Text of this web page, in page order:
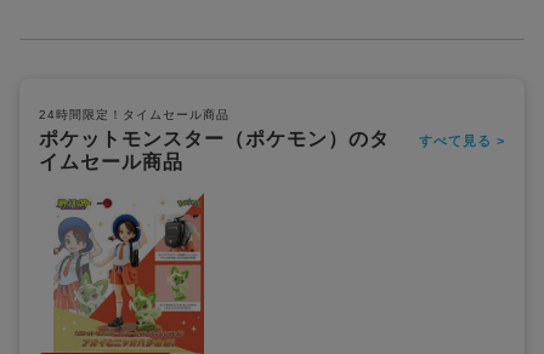
24時間限定！タイムセール商品
ポケットモンスター（ポケモン）のタ
イムセール商品
すべて見る >